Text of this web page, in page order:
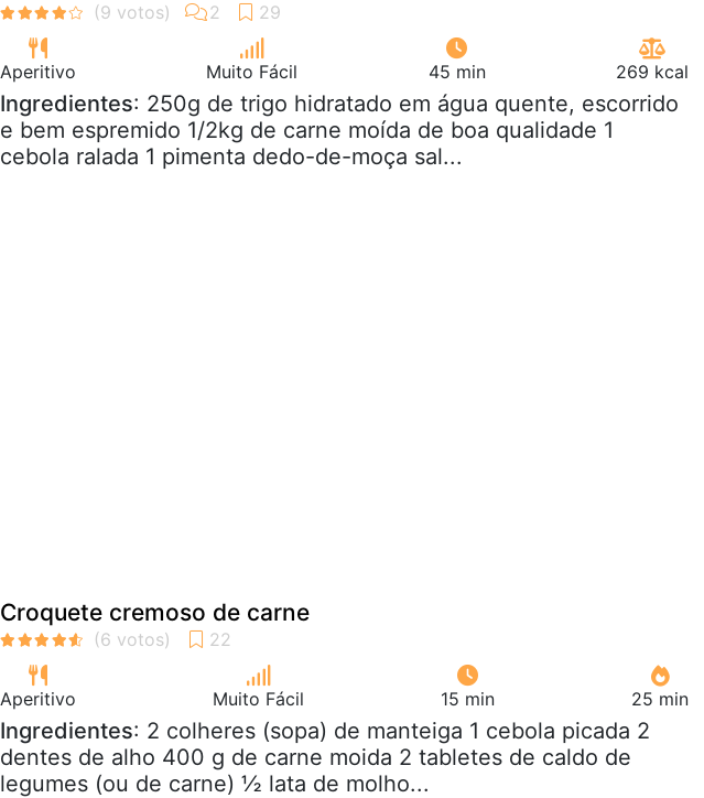
Aperitivo Muito Fácil 45 min 269 kcal
Ingredientes: 250g de trigo hidratado em água quente, escorrido
e bem espremido 1/2kg de carne moída de boa qualidade 1
cebola ralada 1 pimenta dedo-de-moça sal...
Croquete cremoso de carne
Aperitivo Muito Fácil 15 min 25 min
Ingredientes: 2 colheres (sopa) de manteiga 1 cebola picada 2
dentes de alho 400 g de carne moida 2 tabletes de caldo de
legumes (ou de carne) ½ lata de molho...